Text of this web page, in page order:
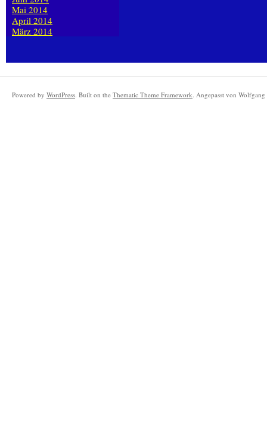
Mai 2014
April 2014
März 2014
Powered by WordPress. Built on the Thematic Theme Framework. Angepasst von